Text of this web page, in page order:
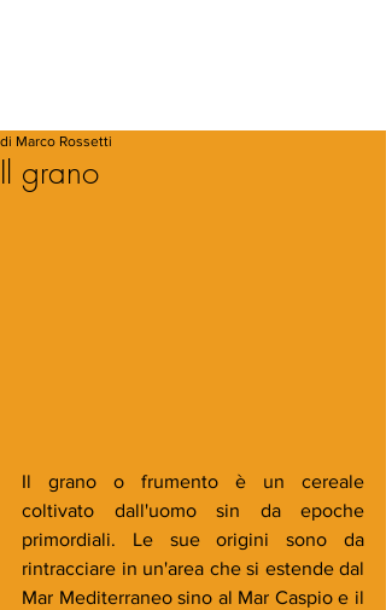
Il grano
di Marco Rossetti
Il grano o frumento è un cereale
coltivato dall'uomo sin da epoche
primordiali. Le sue origini sono da
rintracciare in un'area che si estende dal
Mar Mediterraneo sino al Mar Caspio e il